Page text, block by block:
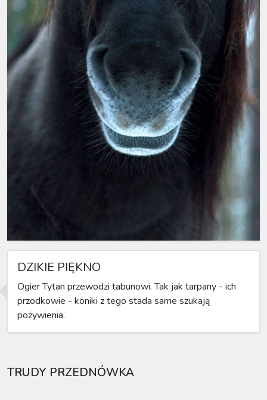
DZIKIE PIĘKNO
Ogier Tytan przewodzi tabunowi. Tak jak tarpany - ich
przodkowie - koniki z tego stada same szukają
pożywienia.
TRUDY PRZEDNÓWKA